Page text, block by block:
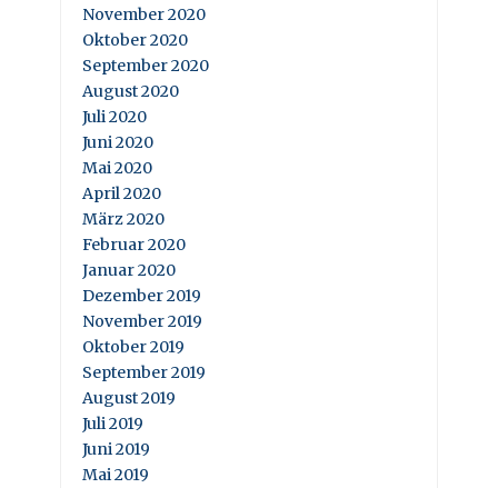
November 2020
Oktober 2020
September 2020
August 2020
Juli 2020
Juni 2020
Mai 2020
April 2020
März 2020
Februar 2020
Januar 2020
Dezember 2019
November 2019
Oktober 2019
September 2019
August 2019
Juli 2019
Juni 2019
Mai 2019